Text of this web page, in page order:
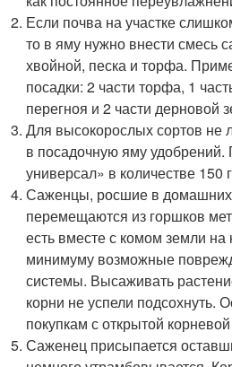
Если почва на участке
то в яму нужно внести смесь
хвойной, песка и торфа.
посадки: 2 части торфа, 1
перегноя и 2 части дерновой
Для высокорослых сортов не
в посадочную яму
универсал» в количестве 150
Саженцы, росшие в домашних
перемещаются из горшков
есть вместе с комом земли на
минимуму возможные
системы. Высаживать
корни не успели подсохнуть.
покупкам с открытой
Саженец присыпается